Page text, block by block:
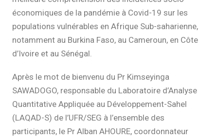
économiques de la pandémie à Covid-19 sur les
populations vulnérables en Afrique Sub-saharienne,
notamment au Burkina Faso, au Cameroun, en Côte
d’Ivoire et au Sénégal.
Après le mot de bienvenu du Pr Kimseyinga
SAWADOGO, responsable du Laboratoire d’Analyse
Quantitative Appliquée au Développement-Sahel
(LAQAD-S) de l’UFR/SEG à l’ensemble des
participants, le Pr Alban AHOURE, coordonnateur